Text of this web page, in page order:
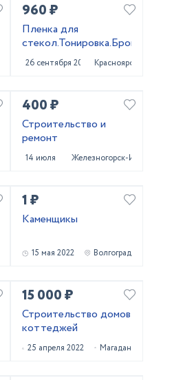
960 ₽
Пленка для
стекол.Тонировка.Броня.
26 сентября 2022 Красноярск
400 ₽
Строительство и
ремонт
14 июля 2022Железногорск-Илимский
1 ₽
Каменщикы
15 мая 2022 Волгоград
15 000 ₽
Строительство домов
коттеджей
25 апреля 2022 Магадан